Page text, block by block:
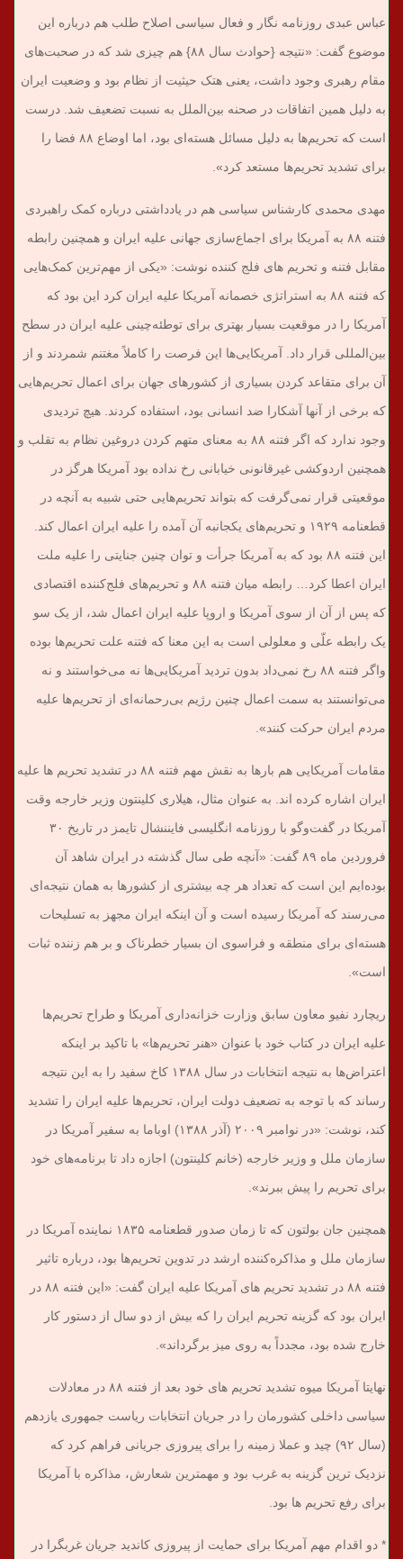
عباس عبدی روزنامه نگار و فعال سیاسی اصلاح طلب هم درباره این
موضوع گفت: «نتیجه {حوادث سال ۸۸} هم چیزی شد که در صحبت‌های
مقام رهبری وجود داشت، یعنی هتک حیثیت از نظام بود و وضعیت ایران
به دلیل همین اتفاقات در صحنه بین‌الملل به نسبت تضعیف شد. درست
است که تحریم‌‌ها به دلیل مسائل هسته‌ای بود، اما اوضاع ۸۸ فضا را
برای تشدید تحریم‌ها مستعد کرد».
مهدی محمدی کارشناس سیاسی هم در یادداشتی درباره کمک راهبردی
فتنه ۸۸ به آمریکا برای اجماع‌سازی جهانی علیه ایران و همچنین رابطه
مقابل فتنه و تحریم های فلج کننده نوشت: «یکی از مهم‌ترین کمک‌هایی
که فتنه ۸۸ به استراتژی خصمانه آمریکا علیه ایران کرد این بود که
آمریکا را در موقعیت بسیار بهتری برای توطئه‌چینی علیه ایران در سطح
بین‌المللی قرار داد. آمریکایی‌ها این فرصت را کاملاً مغتنم شمردند و از
آن برای متقاعد کردن بسیاری از کشورهای جهان برای اعمال تحریم‌هایی
که برخی از آنها آشکارا ضد انسانی بود، استفاده کردند. هیچ تردیدی
وجود ندارد که اگر فتنه ۸۸ به معنای متهم کردن دروغین نظام به تقلب و
همچنین اردوکشی غیرقانونی خیابانی رخ نداده بود آمریکا هرگز در
موقعیتی قرار نمی‌گرفت که بتواند تحریم‌هایی حتی شبیه به آنچه در
قطعنامه ۱۹۲۹ و تحریم‌های یکجانبه آن آمده را علیه ایران اعمال کند.
این فتنه ۸۸ بود که به آمریکا جرأت و توان چنین جنایتی را علیه ملت
ایران اعطا کرد… رابطه میان فتنه ۸۸ و تحریم‌های فلج‌کننده اقتصادی
که پس از آن از سوی آمریکا و اروپا علیه ایران اعمال شد، از یک سو
یک رابطه علّی و معلولی است به این معنا که فتنه علت تحریم‌ها بوده
واگر فتنه ۸۸ رخ نمی‌داد بدون تردید آمریکایی‌ها نه می‌خواستند و نه
می‌توانستند به سمت اعمال چنین رژیم بی‌رحمانه‌ای از تحریم‌ها علیه
مردم ایران حرکت کنند».
مقامات آمریکایی هم بارها به نقش مهم فتنه ۸۸ در تشدید تحریم ها علیه
ایران اشاره کرده اند. به عنوان مثال، هیلاری کلینتون وزیر خارجه وقت
آمریکا در گفت‌وگو با روزنامه انگلیسی فایننشال تایمز در تاریخ ۳۰
فروردین ماه ۸۹ گفت: «آنچه طی سال گذشته در ایران شاهد آن
بوده‌ایم این است که تعداد هر چه بیشتری از کشورها به همان نتیجه‌ای
می‌رسند که آمریکا رسیده است و آن اینکه ایران مجهز به تسلیحات
هسته‌ای برای منطقه و فراسوی ان بسیار خطرناک و بر هم زننده ثبات
است».
ریچارد نفیو معاون سابق وزارت خزانه‌داری آمریکا و طراح تحریم‌ها
علیه ایران در کتاب خود با عنوان «هنر تحریم‌ها» با تاکید بر اینکه
اعتراض‌ها به نتیجه انتخابات در سال ۱۳۸۸ کاخ سفید را به این نتیجه
رساند که با توجه به تضعیف دولت ایران، تحریم‌ها علیه ایران را تشدید
کند، نوشت: «در نوامبر ۲۰۰۹ (آذر ۱۳۸۸) اوباما به سفیر آمریکا در
سازمان ملل و وزیر خارجه (خانم کلینتون) اجازه داد تا برنامه‌های خود
برای تحریم را پیش ببرند».
همچنین جان بولتون که تا زمان صدور قطعنامه ۱۸۳۵ نماینده آمریکا در
سازمان ملل و مذاکره‌کننده ارشد در تدوین تحریم‌ها بود، درباره تاثیر
فتنه ۸۸ در تشدید تحریم های آمریکا علیه ایران گفت: «این فتنه ۸۸ در
ایران بود که گزینه تحریم ایران را که بیش از دو سال از دستور کار
خارج شده بود، مجدداً به روی میز برگرداند».
نهایتا آمریکا میوه تشدید تحریم های خود بعد از فتنه ۸۸ در معادلات
سیاسی داخلی کشورمان را در جریان انتخابات ریاست جمهوری یازدهم
(سال ۹۲) چید و عملا زمینه را برای پیروزی جریانی فراهم کرد که
نزدیک ترین گزینه به غرب بود و مهمترین شعارش، مذاکره با آمریکا
برای رفع تحریم ها بود.
* دو اقدام مهم آمریکا برای حمایت از پیروزی کاندید جریان غربگرا در